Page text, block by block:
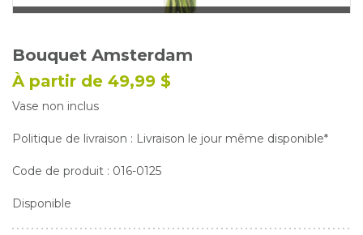
Service à la clientèle
Nous joindre
Bouquet Amsterdam
À partir de 49,99 $
Vase non inclus
Politique de livraison : Livraison le jour même disponible*
Code de produit : 016-0125
Disponible